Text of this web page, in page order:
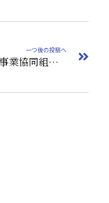
一つ後の投稿へ
鹿島事業協同組合連合会組合員採用活動支援ホームページ掲載のお知らせ